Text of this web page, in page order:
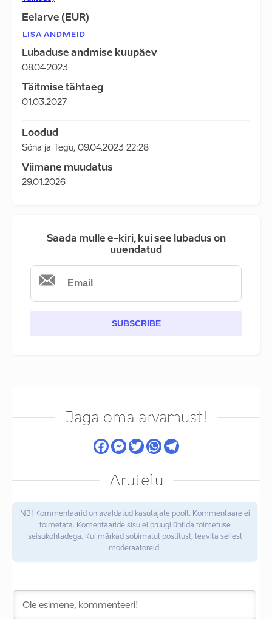
Eelarve (EUR)
LISA ANDMEID
Lubaduse andmise kuupäev
08.04.2023
Täitmise tähtaeg
01.03.2027
Loodud
Sõna ja Tegu, 09.04.2023 22:28
Viimane muudatus
29.01.2026
Saada mulle e-kiri, kui see lubadus on
uuendatud
SUBSCRIBE
Jaga oma arvamust!
Arutelu
NB! Kommentaarid on avaldatud kasutajate poolt. Kommentaare ei
toimetata. Komentaaride sisu ei pruugi ühtida toimetuse
seisukohtadega. Kui märkad sobimatut postitust, teavita sellest
moderaatoreid.